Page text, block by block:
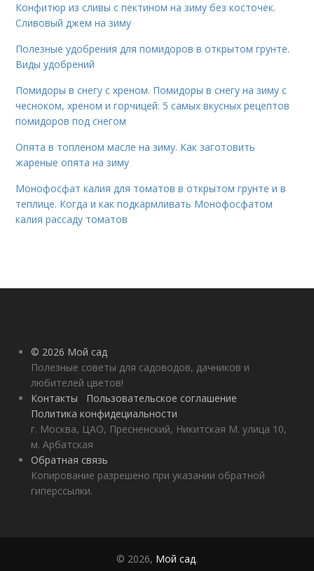
Конфитюр из сливы с пектином на зиму без косточек.
Сливовый джем на зиму
Полезные удобрения для помидоров в открытом грунте.
Виды удобрений
Помидоры в снегу с хреном. Помидоры в снегу на зиму с
чесноком, хреном и горчицей: 5 самых вкусных рецептов
помидоров под снегом
Опята в топленом масле на зиму. Как заготовить
жареные опята на зиму
Монофосфат калия для томатов в открытом грунте и в
теплице. Когда и как подкармливать Монофосфатом
калия рассаду томатов
© 2026 Мой сад
Полезные советы для садоводов, дачников и
любителей цветов!
Контакты
Пользовательское соглашение
Политика конфидециальности
г. Москва, ЦАО, Пресненский, Никитская М. улица 10,
м. Арбатская
Обратная связь
Копирование разрешено при указании обратной
гиперссылки.
© 2026, Мой сад.